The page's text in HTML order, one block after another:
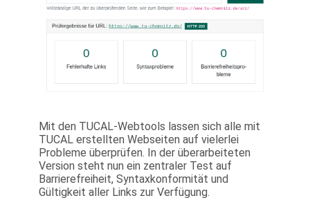
Mit den TUCAL-Webtools lassen sich alle mit
TUCAL erstellten Webseiten auf vielerlei
Probleme überprüfen. In der überarbeiteten
Version steht nun ein zentraler Test auf
Barrierefreiheit, Syntaxkonformität und
Gültigkeit aller Links zur Verfügung.